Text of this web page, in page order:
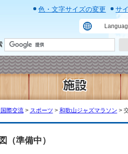
色・文字サイズの変更 サ
際交流> スポーツ > 和歌山ジャズマラソン >
（準備中）